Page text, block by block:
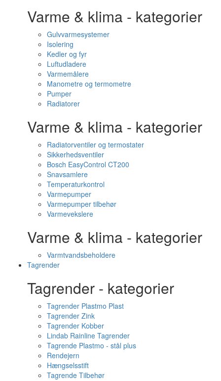
Varme & klima - kategorier
Gulvvarmesystemer
Isolering
Kedler og fyr
Luftudladere
Varmemålere
Manometre og termometre
Pumper
Radiatorer
Varme & klima - kategorier
Radiatorventiler og termostater
Sikkerhedsventiler
Bosch EasyControl CT200
Snavsamlere
Temperaturkontrol
Varmepumper
Varmepumper tilbehør
Varmevekslere
Varme & klima - kategorier
Varmtvandsbeholdere
Tagrender
Tagrender - kategorier
Tagrender Plastmo Plast
Tagrender Zink
Tagrender Kobber
Lindab Rainline Tagrender
Tagrende Plastmo - stål plus
Rendejern
Hængselsstift
Tagrende Tilbehør